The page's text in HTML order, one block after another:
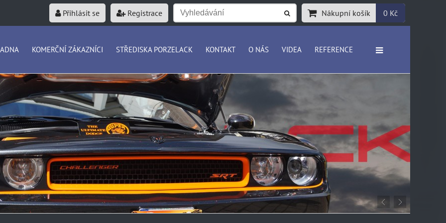
Přihlásit se Registrace Nákupní košík 0 Kč
KOMERČNÍ ZÁKAZNÍCI STŘEDISKA PORZELACK KONTAKT O NÁS VIDEA REFERENCE